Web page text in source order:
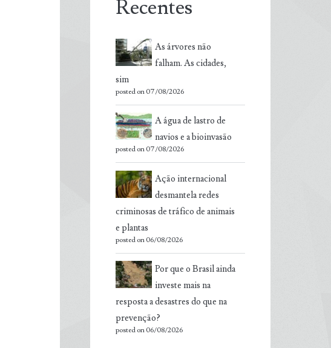
Recentes
As árvores não
falham. As cidades,
sim
posted on 07/08/2026
A água de lastro de
navios e a bioinvasão
posted on 07/08/2026
Ação internacional
desmantela redes
criminosas de tráfico de animais
e plantas
posted on 06/08/2026
Por que o Brasil ainda
investe mais na
resposta a desastres do que na
prevenção?
posted on 06/08/2026